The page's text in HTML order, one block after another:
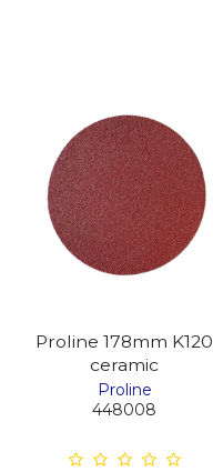
Proline 178mm K120
ceramic
Proline
448008